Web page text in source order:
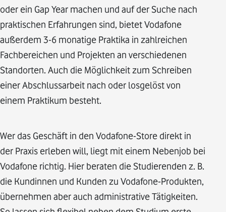
oder ein Gap Year machen und auf der Suche nach
praktischen Erfahrungen sind, bietet Vodafone
außerdem 3-6 monatige Praktika in zahlreichen
Fachbereichen und Projekten an verschiedenen
Standorten. Auch die Möglichkeit zum Schreiben
einer Abschlussarbeit nach oder losgelöst von
einem Praktikum besteht.
Wer das Geschäft in den Vodafone-Store direkt in
der Praxis erleben will, liegt mit einem Nebenjob bei
Vodafone richtig. Hier beraten die Studierenden z. B.
die Kundinnen und Kunden zu Vodafone-Produkten,
übernehmen aber auch administrative Tätigkeiten.